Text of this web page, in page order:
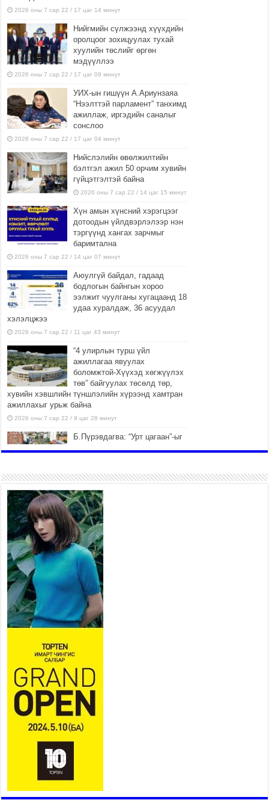
2026 оны 7 сар 22 / 17 цаг 14 минут
Нийгмийн сүлжээнд хүүхдийн
оролцоог зохицуулах тухай
хуулийн төслийг өргөн
мэдүүллээ
2026 оны 7 сар 22 / 17 цаг 09 минут
УИХ-ын гишүүн А.Ариунзаяа
“Нээлттэй парламент” танхимд
ажиллаж, иргэдийн саналыг
сонслоо
2026 оны 7 сар 22 / 17 цаг 04 минут
Нийслэлийн өвөлжилтийн
бэлтгэл ажил 50 орчим хувийн
гүйцэтгэлтэй байна
2026 оны 7 сар 22 / 14 цаг 15 минут
Хүн амын хүнсний хэрэгцээг
дотоодын үйлдвэрлэлээр нэн
тэргүүнд хангах зарчмыг
баримтална
2026 оны 7 сар 22 / 14 цаг 07 минут
Аюулгүй байдал, гадаад
бодлогын байнгын хороо
ээлжит чуулганы хугацаанд 18
удаа хуралдаж, 36 асуудал
хэлэлцжээ
2026 оны 7 сар 22 / 11 цаг 43 минут
“4 улирлын турш үйл
ажиллагаа явуулах
боломжтой-Хүүхэд хөгжүүлэх
төв” байгуулах төсөлд төр,
хувийн хэвшлийн түншлэлийн хүрээнд хамтран
ажиллахыг урьж байна
2026 оны 7 сар 22 / 9 цаг 28 минут
Б.Пүрэвдагва: “Урт цагаан”-ыг
2026 оны 7 сар 21 / 16 цаг 47 минут
Тусгай замын автобус /BRT/
төслийн удирдах хорооны
ээлжит хуралдаан боллоо
2026 оны 7 сар 21 / 16 цаг 43 минут
Ерөнхий сайд Н.Учрал БНХАУ-
аас Монгол Улсад суугаа
Элчин сайд Шэнь
Миньжюанийг хүлээн авч
уулзав
2026 оны 7 сар 21 / 16 цаг 39 минут
БҮГД НАЙРАМДАХ ТАЖИКИСТАН УЛСТАЙ
ЭДИЙН ЗАСГИЙН ХАМТЫН АЖИЛЛАГААГ
ӨРГӨЖҮҮЛНЭ
2026 оны 7 сар 21 / 16 цаг 34 минут
26,992 суралцагч хотхоны бага сургуульд, 8100
суралцагч төрөлжсөн ахлах сургуульд
суралцана
2026 оны 7 сар 21 / 13 цаг 43 минут
тээврийн зохицуулалт, сургууль, цэцэрлэг, зах,
худалдааны төвийн ажиллах хуваарийг гаргаж,
иргэдэд мэдээлэхийг үүрэг болголоо
2026 оны 7 сар 21 / 11 цаг 59 минут
Гэр бүлийн хэрэг шүүхэд хянан шийдвэрлэх